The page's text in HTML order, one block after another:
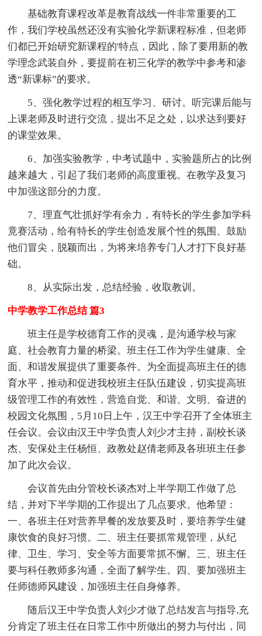
基础教育课程改革是教育战线一件非常重要的工
作，我们学校虽然还没有实验化学新课程标准，但老师
们都已开始研究新课程的'特点，因此，除了要用新的教
学理念武装自外，要提前在初三化学的教学中参考和渗
透“新课标”的要求。
5、强化教学过程的相互学习、研讨。听完课后能与
上课老师及时进行交流，提出不足之处，以求达到要好
的课堂效果。
6、加强实验教学，中考试题中，实验题所占的比例
越来越大，引起了我们老师的高度重视。在教学及复习
中加强这部分的力度。
7、理直气壮抓好学有余力，有特长的学生参加学科
竟赛活动，给有特长的学生创造发展个性的氛围、鼓励
他们冒尖，脱颖而出，为将来培养专门人才打下良好基
础。
8、从实际出发，总结经验，收取教训。
中学教学工作总结 篇3
班主任是学校德育工作的灵魂，是沟通学校与家
庭、社会教育力量的桥梁。班主任工作为学生健康、全
面、和谐发展提供了重要条件。为全面提高班主任的德
育水平，推动和促进我校班主任队伍建设，切实提高班
级管理工作的有效性，营造自觉、和谐、文明、奋进的
校园文化氛围，5月10日上午，汉王中学召开了全体班主
任会议。会议由汉王中学负责人刘少才主持，副校长谈
杰、安保处主任杨恒、政教处赵倩老师及各班班主任参
加了此次会议。
会议首先由分管校长谈杰对上半学期工作做了总
结，并对下半学期的工作提出了几点要求。他希望：
一、各班主任对营养早餐的发放要及时，要培养学生健
康饮食的良好习惯。二、班主任要抓常规管理，从纪
律、卫生、学习、安全等方面要常抓不懈。三、班主任
要与科任教师多沟通，全面了解学生。四、要加强班主
任师德师风建设，加强班主任自身修养。
随后汉王中学负责人刘少才做了总结发言与指导,充
分肯定了班主任在日常工作中所做出的努力与付出，同